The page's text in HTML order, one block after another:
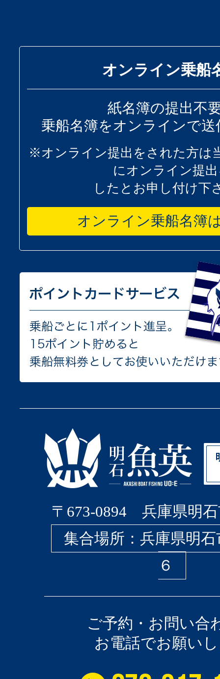
オンライン乗船
紙名簿の提出不
乗船名簿をオンラインで
※オンライン提出をされた方は
にオンライン提
したとお申し付け下
オンライン乗船名簿
〒673-0894 兵庫県明石
集合場所：兵庫県明
６
ご予約・お問い合
お電話でお願い